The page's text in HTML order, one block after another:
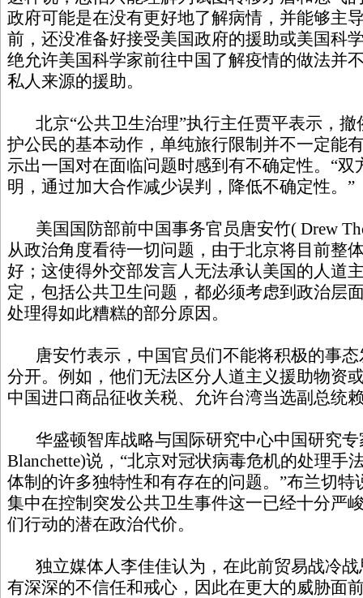
政府可能是在没有更好地了解病情，并能够主
前，还没准备好接受美国政府的援助或美国科
绝允许美国科学家前往中国了解疫情的做法并
私人来源的援助。
北京“公共卫生治理”执行主任贾平表示，
护公民的基本动作，单纯旅行限制并不一定能
示出一国对在面临问题时感到有不确定性。“
明，通过加大合作减少误判，降低不确定性。”
美国国防部前中国事务官员唐安竹( Drew
从政治角度看待一切问题，由于北京将目前整
好；这使得外交部发言人无法承认美国的人道
定，包括公共卫生问题，都必须考虑到政治层
处理得如此糟糕的部分原因。
唐安竹表示，中国官员们不能将积极的事
分开。例如，他们无法区分人道主义援助物资
中国进口商品征收关税、允许台湾当选副总统
华盛顿智库战略与国际研究中心中国研究
Blanchette)说，“北京对冠状病毒危机的处理手
体制的许多独特性和有存在的问题。”布兰切特
集中在控制突发公共卫生事件这一已经十分严
们行动的潜在政治代价。
独立媒体人李佳佳认为，在此前贸易战冷
有深深的不信任和戒心，因此在更大的威胁面